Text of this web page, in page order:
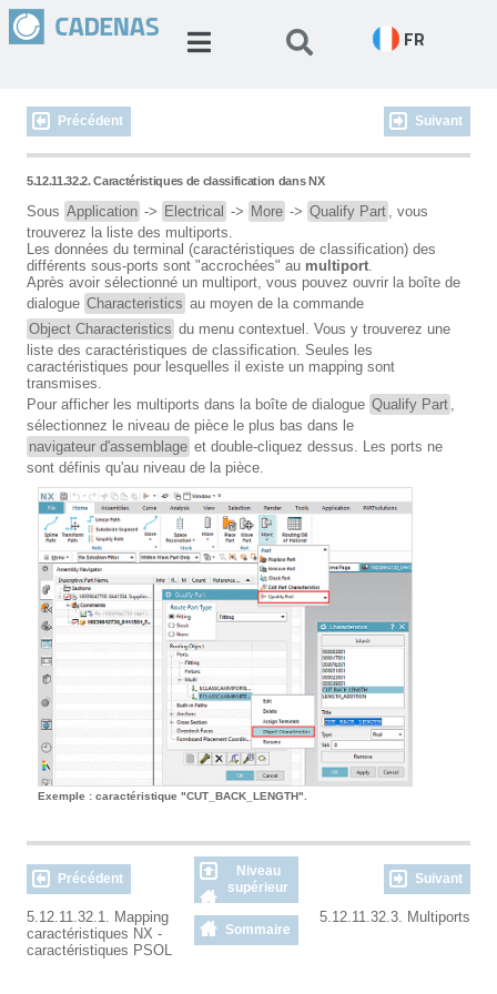
FR
Précédent Suivant
5.12.11.32.2. Caractéristiques de classification dans NX
Sous Application -> Electrical -> More -> Qualify Part , vous
trouverez la liste des multiports.
Les données du terminal (caractéristiques de classification) des
différents sous-ports sont "accrochées" au multiport.
Après avoir sélectionné un multiport, vous pouvez ouvrir la boîte de
dialogue Characteristics au moyen de la commande
Object Characteristics du menu contextuel. Vous y trouverez une
liste des caractéristiques de classification. Seules les
caractéristiques pour lesquelles il existe un mapping sont
transmises.
Pour afficher les multiports dans la boîte de dialogue Qualify Part ,
sélectionnez le niveau de pièce le plus bas dans le
navigateur d'assemblage et double-cliquez dessus. Les ports ne
sont définis qu'au niveau de la pièce.
Exemple : caractéristique "CUT_BACK_LENGTH".
Précédent
Niveau
supérieur
Suivant
5.12.11.32.1. Mapping
caractéristiques NX -
caractéristiques PSOL
Sommaire
5.12.11.32.3. Multiports